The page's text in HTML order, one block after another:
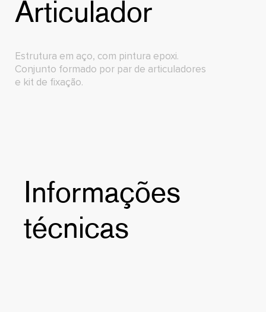
Articulador
Estrutura em aço, com pintura epoxi.
Conjunto formado por par de articuladores
e kit de fixação.
Informações
técnicas